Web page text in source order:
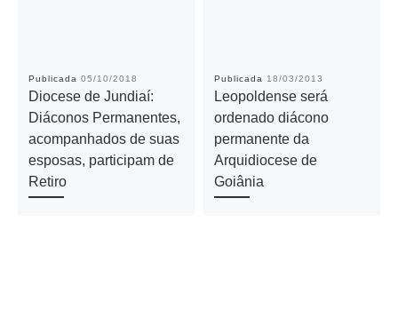
Publicada 05/10/2018
Diocese de Jundiaí:
Diáconos Permanentes,
acompanhados de suas
esposas, participam de
Retiro
Publicada 18/03/2013
Leopoldense será
ordenado diácono
permanente da
Arquidiocese de
Goiânia